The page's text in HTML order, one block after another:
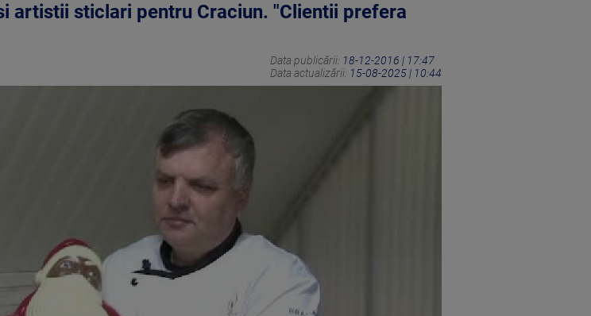
artistii sticlari pentru Craciun. "Clientii prefera
Data publicării: 18-12-2016 | 17:47
Data actualizării: 15-08-2025 | 10:44